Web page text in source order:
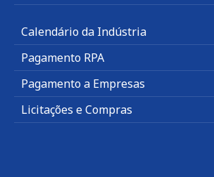
Calendário da Indústria
Pagamento RPA
Pagamento a Empresas
Licitações e Compras